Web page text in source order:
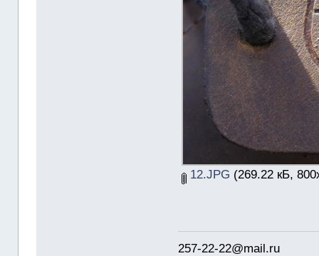
12.JPG (269.22 кБ,
257-22-22@mail.ru